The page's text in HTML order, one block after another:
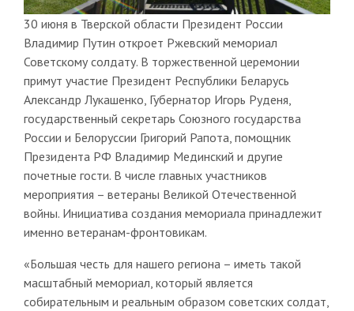
30 июня в Тверской области Президент России
Владимир Путин откроет Ржевский мемориал
Советскому солдату. В торжественной церемонии
примут участие Президент Республики Беларусь
Александр Лукашенко, Губернатор Игорь Руденя,
государственный секретарь Союзного государства
России и Белоруссии Григорий Рапота, помощник
Президента РФ Владимир Мединский и другие
почетные гости. В числе главных участников
мероприятия – ветераны Великой Отечественной
войны. Инициатива создания мемориала принадлежит
именно ветеранам-фронтовикам.
«Большая честь для нашего региона – иметь такой
масштабный мемориал, который является
собирательным и реальным образом советских солдат,